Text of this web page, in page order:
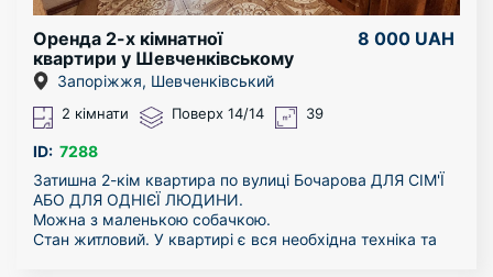
Оренда 2-х кімнатної
квартири у Шевченківському
районі
8 000 UAH
Запоріжжя, Шевченківський
2 кімнати Поверх 14/14 39
ID: 7288
Затишна 2-кім квартира по вулиці Бочарова ДЛЯ СІМ'Ї
АБО ДЛЯ ОДНІЄЇ ЛЮДИНИ.
Можна з маленькою собачкою.
Стан житловий. У квартирі є вся необхідна техніка та